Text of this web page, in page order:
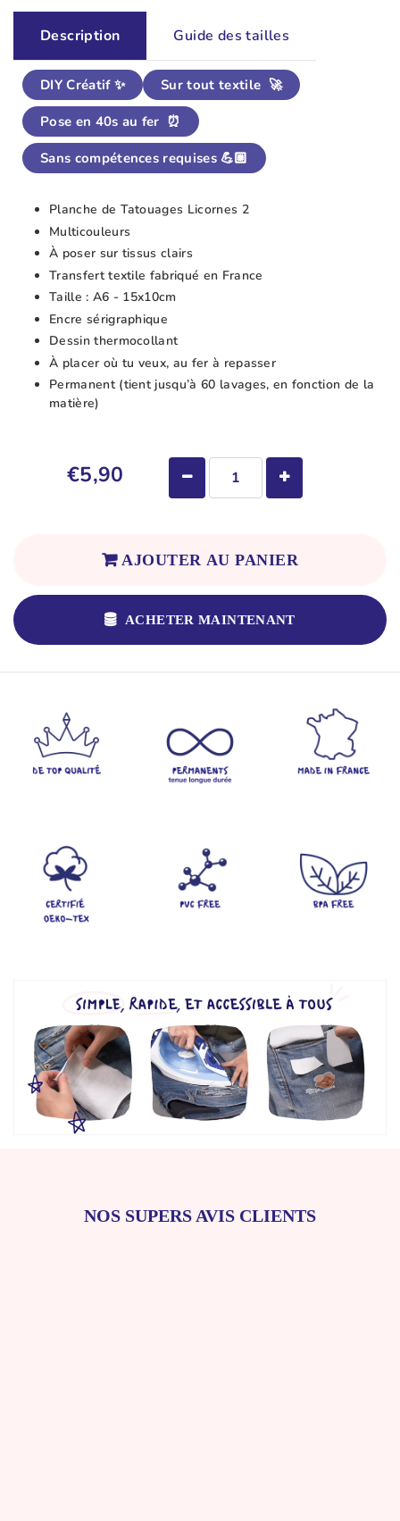
Description Guide des tailles
DIY Créatif ✨ Sur tout textile 🚀
Pose en 40s au fer ⏰
Sans compétences requises 💪🏼
Planche de Tatouages Licornes 2
Multicouleurs
À poser sur tissus clairs
Transfert textile fabriqué en France
Taille : A6 - 15x10cm
Encre sérigraphique
Dessin thermocollant
À placer où tu veux, au fer à repasser
Permanent (tient jusqu’à 60 lavages, en fonction de la
matière)
€5,90
AJOUTER AU PANIER
ACHETER MAINTENANT
NOS SUPERS AVIS CLIENTS